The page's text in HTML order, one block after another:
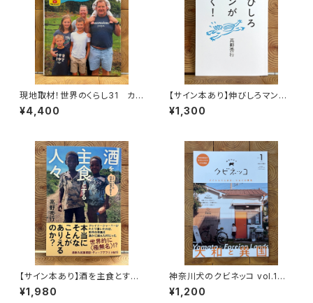
現地取材！世界のくらし31 カナ
ダ
¥4,400
【サイン本あり】伸びしろマンが
ゆく！
¥1,300
【サイン本あり】酒を主食とする
人々 エチオピアの科学的秘境
を旅する
¥1,980
神奈川犬のクビネッコ vol.1
特集：大和と異国
¥1,200